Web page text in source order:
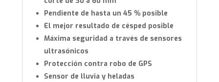
Pendiente de hasta un 45 % posible
El mejor resultado de césped posible
Máxima seguridad a través de sensores
ultrasónicos
Protección contra robo de GPS
Sensor de lluvia y heladas